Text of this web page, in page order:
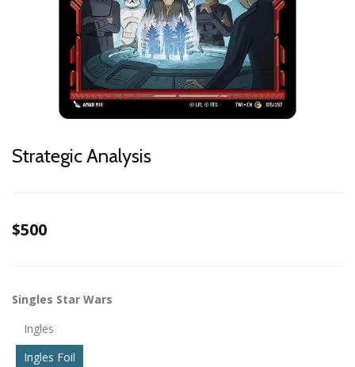
Strategic Analysis
$500
Singles Star Wars
Ingles
Ingles Foil